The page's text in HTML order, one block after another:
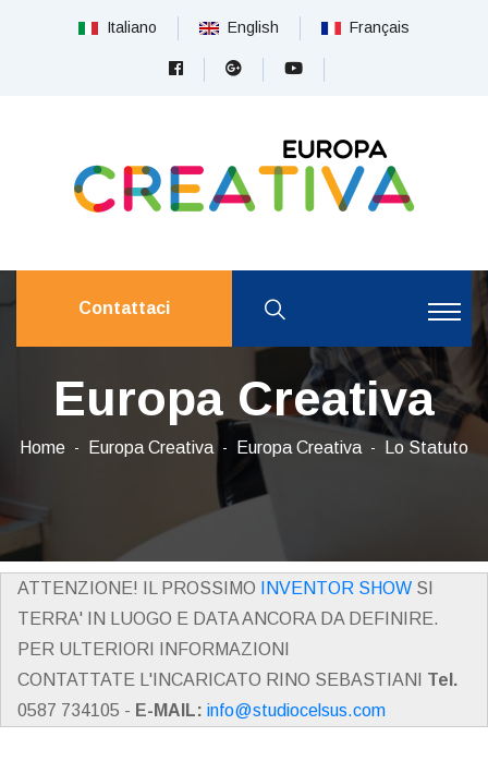
Italiano English Français
Contattaci
Europa Creativa
Home Europa Creativa Europa Creativa Lo Statuto
ATTENZIONE! IL PROSSIMO INVENTOR SHOW SI
TERRA' IN LUOGO E DATA ANCORA DA DEFINIRE.
PER ULTERIORI INFORMAZIONI
CONTATTATE L'INCARICATO RINO SEBASTIANI Tel.
0587 734105 - E-MAIL: info@studiocelsus.com